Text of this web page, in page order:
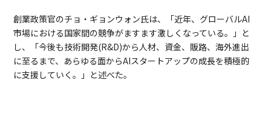
創業政策官のチョ・ギョンウォン氏は、「近年、グローバルAI
市場における国家間の競争がますます激しくなっている。」と
し、「今後も技術開発(R&D)から人材、資金、販路、海外進出
に至るまで、あらゆる面からAIスタートアップの成長を積極的
に支援していく。」と述べた。